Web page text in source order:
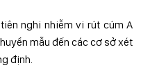
nghi nhiễm vi rút cúm A
mẫu đến các cơ sở xét
định.